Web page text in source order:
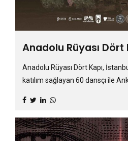
Anadolu Rüyası Dört
Anadolu Rüyası Dört Kapı,
katılım sağlayan 60 dansçı ile